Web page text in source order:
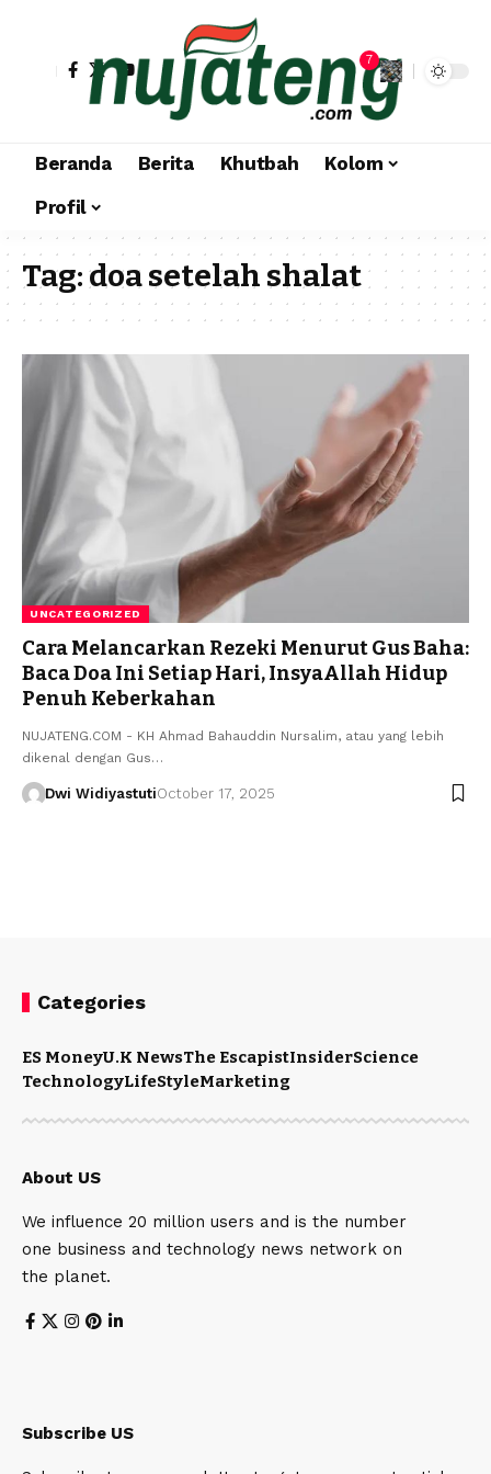
7
Beranda Berita Khutbah
Kolom
Profil
Tag:doa setelah shalat
UNCATEGORIZED
Cara Melancarkan Rezeki Menurut Gus Baha:
Baca Doa Ini Setiap Hari, InsyaAllah Hidup
Penuh Keberkahan
NUJATENG.COM - KH Ahmad Bahauddin Nursalim, atau yang lebih
dikenal dengan Gus…
Dwi WidiyastutiOctober 17, 2025
Categories
ES MoneyU.K NewsThe EscapistInsiderScience
TechnologyLifeStyleMarketing
About US
We influence 20 million users and is the number
one business and technology news network on
the planet.
Subscribe US